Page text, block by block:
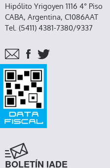
Hipólito Yrigoyen 1116 4° Piso
CABA, Argentina, C1086AAT
Tel. (5411) 4381-7380/9337
BOLETÍN IADE